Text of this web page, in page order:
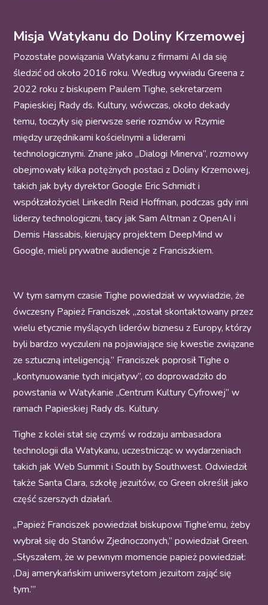
Misja Watykanu do Doliny Krzemowej
Pozostałe powiązania Watykanu z firmami AI da się
śledzić od około 2016 roku. Według wywiadu Greena z
2022 roku z biskupem Paulem Tighe, sekretarzem
Papieskiej Rady ds. Kultury, wówczas, około dekady
temu, toczyły się pierwsze serie rozmów w Rzymie
między urzędnikami kościelnymi a liderami
technologicznymi. Znane jako „Dialogi Minerva”, rozmowy
obejmowały kilka potężnych postaci z Doliny Krzemowej,
takich jak były dyrektor Google Eric Schmidt i
współzałożyciel LinkedIn Reid Hoffman, podczas gdy inni
liderzy technologiczni, tacy jak Sam Altman z OpenAI i
Demis Hassabis, kierujący projektem DeepMind w
Google, mieli prywatne audiencje z Franciszkiem.
W tym samym czasie Tighe powiedział w wywiadzie, że
ówczesny Papież Franciszek „został skontaktowany przez
wielu etycznie myślących liderów biznesu z Europy, którzy
byli bardzo wyczuleni na pojawiające się kwestie związane
ze sztuczną inteligencją.” Franciszek poprosił Tighe o
„kontynuowanie tych inicjatyw”, co doprowadziło do
powstania w Watykanie „Centrum Kultury Cyfrowej” w
ramach Papieskiej Rady ds. Kultury.
Tighe z kolei stał się czymś w rodzaju ambasadora
technologii dla Watykanu, uczestnicząc w wydarzeniach
takich jak Web Summit i South by Southwest. Odwiedził
także Santa Clara, szkołę jezuitów, co Green określił jako
część szerszych działań.
„Papież Franciszek powiedział biskupowi Tighe’emu, żeby
wybrał się do Stanów Zjednoczonych,” powiedział Green.
„Słyszałem, że w pewnym momencie papież powiedział:
‚Daj amerykańskim uniwersytetom jezuitom zająć się
tym.’”